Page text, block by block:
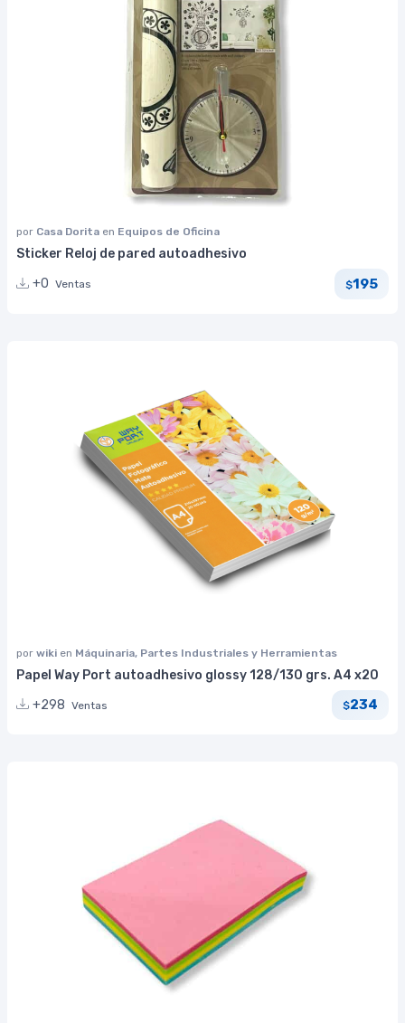
por Casa Dorita en Equipos de Oficina
Sticker Reloj de pared autoadhesivo
+0 Ventas $195
por wiki en Máquinaria, Partes Industriales y Herramientas
Papel Way Port autoadhesivo glossy 128/130 grs. A4 x20
+298 Ventas $234